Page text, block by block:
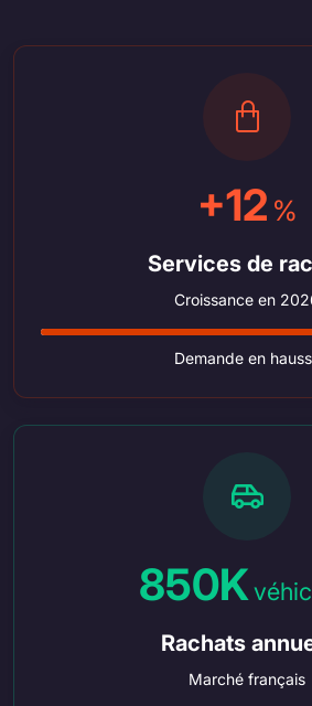
+12 %
Services de
Croissance en
Demande en
850K
Rachats
Marché français